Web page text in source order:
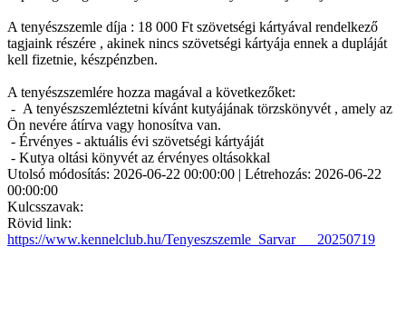
A tenyészszemle díja : 18 000 Ft szövetségi kártyával rendelkező
tagjaink részére , akinek nincs szövetségi kártyája ennek a dupláját
kell fizetnie, készpénzben.
A tenyészszemlére hozza magával a következőket:
- A tenyészszemléztetni kívánt kutyájának törzskönyvét , amely az
Ön nevére átírva vagy honosítva van.
- Érvényes - aktuális évi szövetségi kártyáját
- Kutya oltási könyvét az érvényes oltásokkal
Utolsó módosítás: 2026-06-22 00:00:00 | Létrehozás: 2026-06-22
00:00:00
Kulcsszavak:
Rövid link:
https://www.kennelclub.hu/Tenyeszszemle_Sarvar___20250719